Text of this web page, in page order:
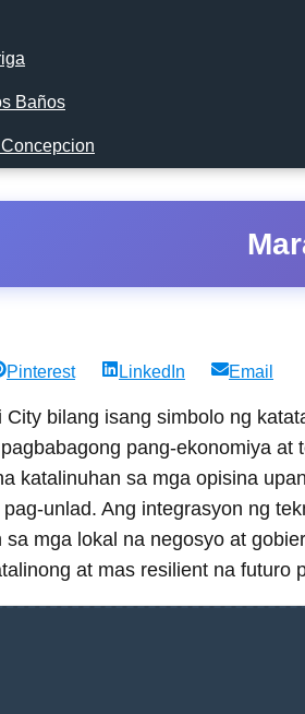
Baños
Share
Pinterest
Share
LinkedIn
Share
Email
bilang isang simbolo ng
pang-ekonomiya
katalinuhan sa mga opisina
unlad. Ang integrasyon ng
mga lokal na negosyo at
at mas resilient na futuro